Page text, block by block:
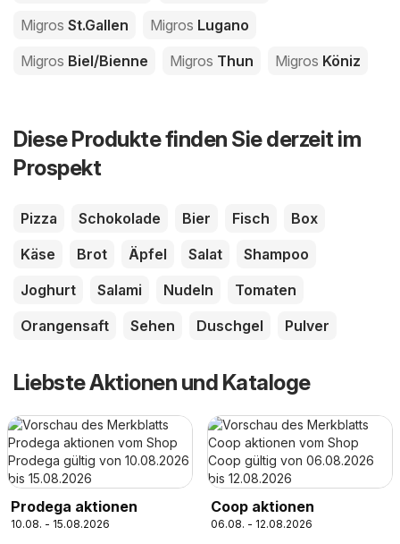
Migros St.Gallen Migros Lugano
Migros Biel/Bienne Migros Thun Migros Köniz
Diese Produkte finden Sie derzeit im
Prospekt
Pizza Schokolade Bier Fisch
Box
Käse
Brot Äpfel Salat
Shampoo
Joghurt
Salami Nudeln
Tomaten
Orangensaft
Sehen Duschgel Pulver
Liebste Aktionen und Kataloge
Prodega aktionen
10.08. - 15.08.2026
Coop aktionen
06.08. - 12.08.2026